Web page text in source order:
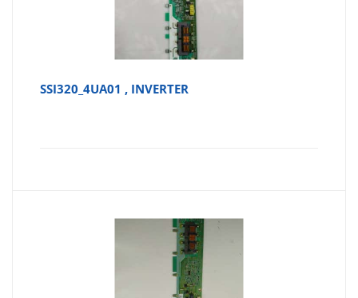
SSI320_4UA01 , INVERTER